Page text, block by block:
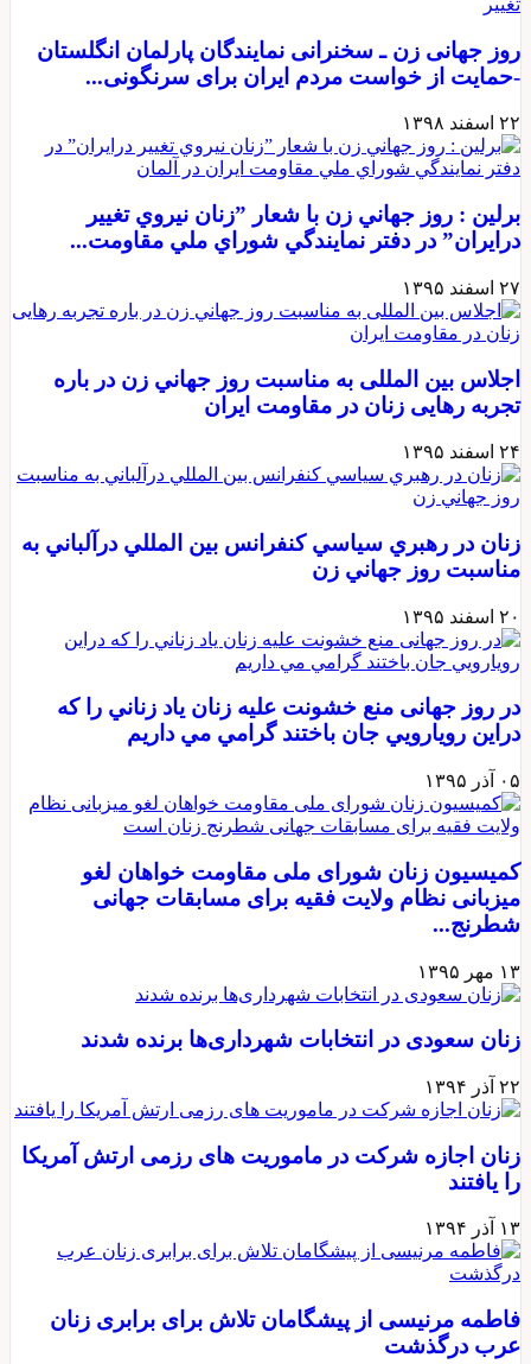
روز جهانی زن ـ سخنرانی نمایندگان پارلمان انگلستان
-حمایت از خواست مردم ایران برای سرنگونی...
۲۲ اسفند ۱۳۹۸
برلين : روز جهاني زن با شعار ”زنان نيروي تغيير
درايران” در دفتر نمايندگي شوراي ملي مقاومت...
۲۷ اسفند ۱۳۹۵
اجلاس بین المللی به مناسبت روز جهاني زن در باره
تجربه رهایی زنان در مقاومت ایران
۲۴ اسفند ۱۳۹۵
زنان در رهبري سياسي كنفرانس بين المللي درآلباني به
مناسبت روز جهاني زن
۲۰ اسفند ۱۳۹۵
در روز جهانی منع خشونت علیه زنان ياد زناني را كه
دراين رويارويي جان باختند گرامي مي داريم
۰۵ آذر ۱۳۹۵
کمیسیون زنان شورای ملی مقاومت خواهان لغو
میزبانی نظام ولایت فقیه برای مسابقات جهانی
شطرنج...
۱۳ مهر ۱۳۹۵
زنان سعودی در انتخابات شهرداری‌ها برنده شدند
۲۲ آذر ۱۳۹۴
زنان اجازه شرکت در ماموریت های رزمی ارتش آمریکا
را یافتند
۱۳ آذر ۱۳۹۴
فاطمه مرنیسی از پیشگامان تلاش برای برابری زنان
عرب درگذشت